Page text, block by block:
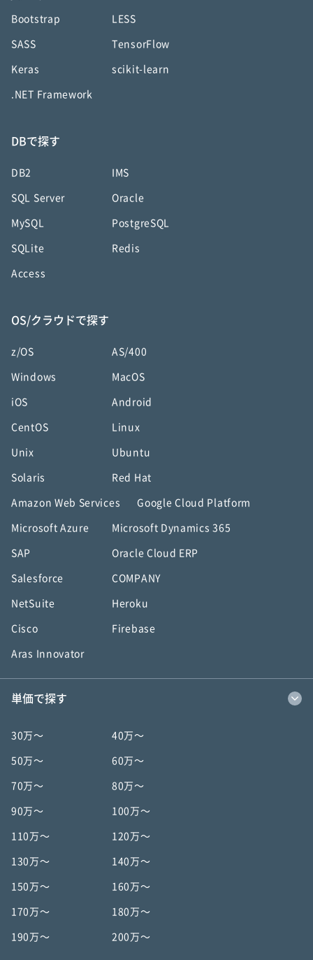
Bootstrap LESS
SASS TensorFlow
Keras scikit-learn
.NET Framework
DBで探す
DB2 IMS
SQL Server Oracle
MySQL PostgreSQL
SQLite Redis
Access
OS/クラウドで探す
z/OS AS/400
Windows MacOS
iOS Android
CentOS Linux
Unix Ubuntu
Solaris Red Hat
Amazon Web Services Google Cloud Platform
Microsoft Azure Microsoft Dynamics 365
SAP Oracle Cloud ERP
Salesforce COMPANY
NetSuite Heroku
Cisco Firebase
Aras Innovator
単価で探す
30万〜 40万〜
50万〜 60万〜
70万〜 80万〜
90万〜 100万〜
110万〜 120万〜
130万〜 140万〜
150万〜 160万〜
170万〜 180万〜
190万〜 200万〜